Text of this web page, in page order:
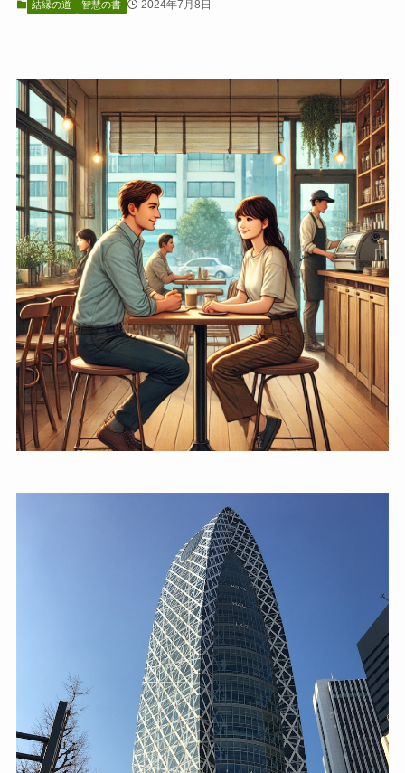
結縁の道 智慧の書 2024年7月8日